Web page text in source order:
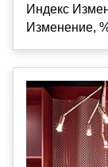
Индекс
Изменение,